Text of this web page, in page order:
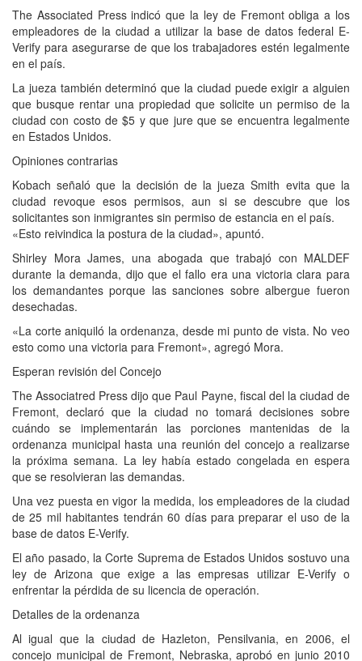
The Associated Press indicó que la ley de Fremont obliga a los
empleadores de la ciudad a utilizar la base de datos federal E-
Verify para asegurarse de que los trabajadores estén legalmente
en el país.
La jueza también determinó que la ciudad puede exigir a alguien
que busque rentar una propiedad que solicite un permiso de la
ciudad con costo de $5 y que jure que se encuentra legalmente
en Estados Unidos.
Opiniones contrarias
Kobach señaló que la decisión de la jueza Smith evita que la
ciudad revoque esos permisos, aun si se descubre que los
solicitantes son inmigrantes sin permiso de estancia en el país.
«Esto reivindica la postura de la ciudad», apuntó.
Shirley Mora James, una abogada que trabajó con MALDEF
durante la demanda, dijo que el fallo era una victoria clara para
los demandantes porque las sanciones sobre albergue fueron
desechadas.
«La corte aniquiló la ordenanza, desde mi punto de vista. No veo
esto como una victoria para Fremont», agregó Mora.
Esperan revisión del Concejo
The Associatred Press dijo que Paul Payne, fiscal del la ciudad de
Fremont, declaró que la ciudad no tomará decisiones sobre
cuándo se implementarán las porciones mantenidas de la
ordenanza municipal hasta una reunión del concejo a realizarse
la próxima semana. La ley había estado congelada en espera
que se resolvieran las demandas.
Una vez puesta en vigor la medida, los empleadores de la ciudad
de 25 mil habitantes tendrán 60 días para preparar el uso de la
base de datos E-Verify.
El año pasado, la Corte Suprema de Estados Unidos sostuvo una
ley de Arizona que exige a las empresas utilizar E-Verify o
enfrentar la pérdida de su licencia de operación.
Detalles de la ordenanza
Al igual que la ciudad de Hazleton, Pensilvania, en 2006, el
concejo municipal de Fremont, Nebraska, aprobó en junio 2010